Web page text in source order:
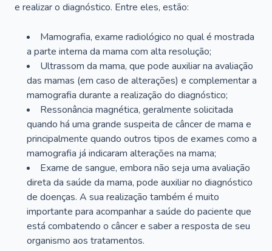
e realizar o diagnóstico. Entre eles, estão:
Mamografia, exame radiológico no qual é mostrada
a parte interna da mama com alta resolução;
Ultrassom da mama, que pode auxiliar na avaliação
das mamas (em caso de alterações) e complementar a
mamografia durante a realização do diagnóstico;
Ressonância magnética, geralmente solicitada
quando há uma grande suspeita de câncer de mama e
principalmente quando outros tipos de exames como a
mamografia já indicaram alterações na mama;
Exame de sangue, embora não seja uma avaliação
direta da saúde da mama, pode auxiliar no diagnóstico
de doenças. A sua realização também é muito
importante para acompanhar a saúde do paciente que
está combatendo o câncer e saber a resposta de seu
organismo aos tratamentos.